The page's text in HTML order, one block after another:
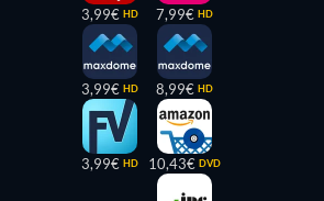
3,99€ HD
3,99€ HD
3,99€ HD
7,99€ HD
8,99€ HD
10,43€ DVD